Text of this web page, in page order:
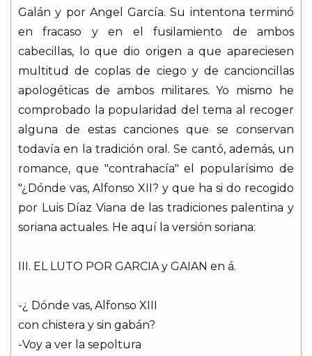
Galán y por Angel García. Su intentona terminó
en fracaso y en el fusilamiento de ambos
cabecillas, lo que dio origen a que apareciesen
multitud de coplas de ciego y de cancioncillas
apologéticas de ambos militares. Yo mismo he
comprobado la popularidad del tema al recoger
alguna de estas canciones que se conservan
todavía en la tradición oral. Se cantó, además, un
romance, que "contrahacía" el popularísimo de
"¿Dónde vas, Alfonso XII? y que ha si do recogido
por Luis Díaz Viana de las tradiciones palentina y
soriana actuales. He aquí la versión soriana:
III. EL LUTO POR GARCIA y GAIAN en á.
-¿ Dónde vas, Alfonso XIII
con chistera y sin gabán?
-Voy a ver la sepoltura